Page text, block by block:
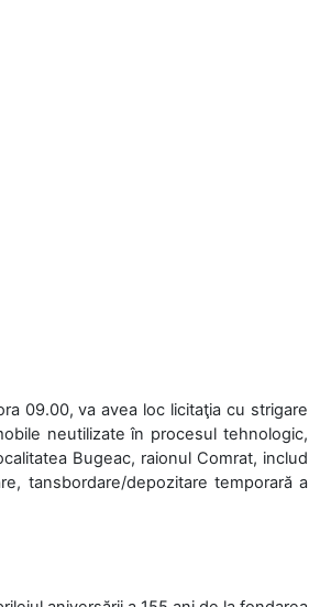
09.00, va avea loc licitaţia cu strigare
neutilizate în procesul tehnologic,
Bugeac, raionul Comrat, includ
tansbordare/depozitare temporară a